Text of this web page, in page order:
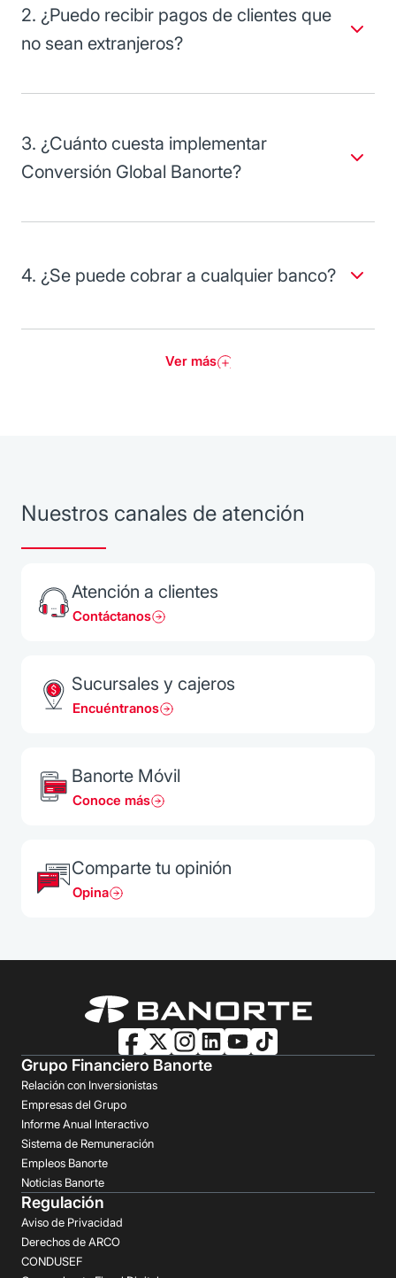
2. ¿Puedo recibir pagos de clientes que
no sean extranjeros?
3. ¿Cuánto cuesta implementar
Conversión Global Banorte?
4. ¿Se puede cobrar a cualquier banco?
Ver más
Nuestros canales de atención
Atención a clientes
Contáctanos
Sucursales y cajeros
Encuéntranos
Banorte Móvil
Conoce más
Comparte tu opinión
Opina
Grupo Financiero Banorte
Relación con Inversionistas
Empresas del Grupo
Informe Anual Interactivo
Sistema de Remuneración
Empleos Banorte
Noticias Banorte
Regulación
Aviso de Privacidad
Derechos de ARCO
CONDUSEF